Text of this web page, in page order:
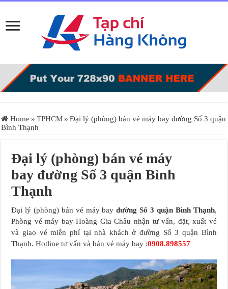
Home » TPHCM » Đại lý (phòng) bán vé máy bay đường Số 3 quận
Bình Thạnh
Đại lý (phòng) bán vé máy
bay đường Số 3 quận Bình
Thạnh
Đại lý (phòng) bán vé máy bayđường Số 3 quận Bình Thạnh,
Phòng vé máy bay Hoàng Gia Châu nhận tư vấn, đặt, xuất vé
và giao vé miễn phí tại nhà khách ở đường Số 3 quận Bình
Thạnh. Hotline tư vấn và bán vé máy bay :0908.898557